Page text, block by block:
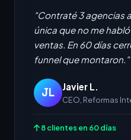
"Contraté 3 agencias
única que no me
ventas. En 60 días
funnel que montaron."
JL Javier L.
CEO, Reformas
8 clientes en 60 días